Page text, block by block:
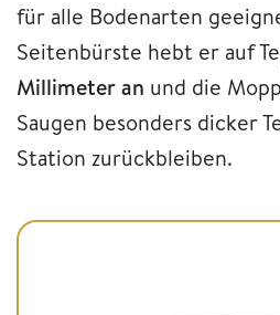
für alle Bodenarten
Seitenbürste hebt er auf
Millimeter an und die
Saugen besonders dicker
Station zurückbleiben.